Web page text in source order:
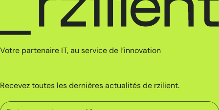
Votre partenaire IT, au service de l’innovation
Recevez toutes les dernières actualités de rzilient.